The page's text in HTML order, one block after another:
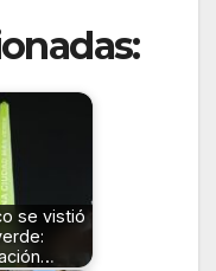
se vistió